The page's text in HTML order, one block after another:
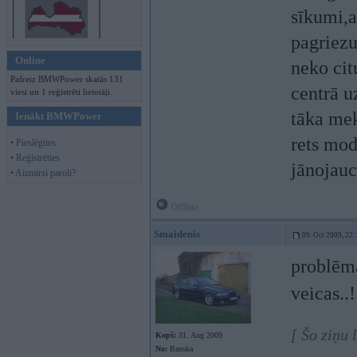
Online
Pašreiz BMWPower skatās 131
viesi un 1 reģistrēti lietotāji.
Ienākt BMWPower
• Pieslēgties
• Reģistrēties
• Aizmirsi paroli?
neko
centrā
tāka
rets
Smaidenis 09. Oct 2009,
Kopš: 31. Aug 2009
No: Bauska
[ Šo ziņu